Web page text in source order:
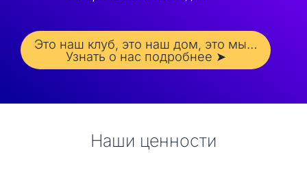
Это наш клуб, это наш дом, это мы…
Узнать о нас подробнее ➤
Наши ценности